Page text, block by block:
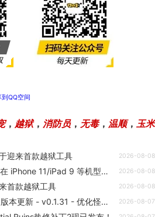
到QQ空间
， 越狱， 消防员， 无毒， 温顺， 玉米
迎来首款越狱工具 2026-08-08
发布 326 天，苹果 iOS 26 在 iPhone 11/iPad 9 等机型上迎来首次越狱 2026-08-08
首款越狱工具 2026-08-08
《Layer Land / 莱尔兰德》版本更新 - v0.1.31 - 优化怪物生成与系统进度同步 2026-08-07